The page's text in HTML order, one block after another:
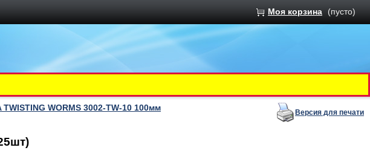
Моя корзина (пусто)
TWISTING WORMS 3002-TW-10 100мм Версия для печати